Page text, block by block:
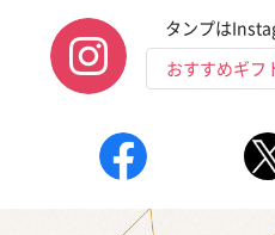
フラッグカプセル：イ
ンセンススティック
（END）（880円）
フラ
ンセ
（
お酒にぴったりのおつまみ・サ
タンプは
おすすめギフ